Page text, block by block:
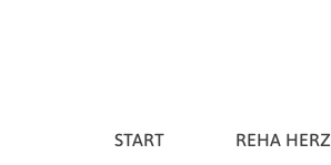
START REHA HERZ